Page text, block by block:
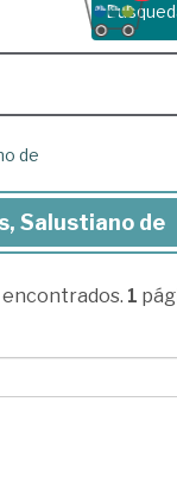
de
Salustiano de
1